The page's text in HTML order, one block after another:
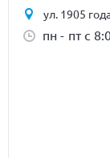
ул. 1905
пн - пт с